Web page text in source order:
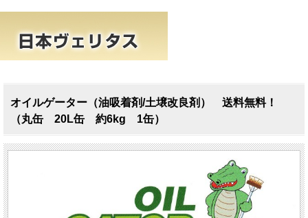
オイルゲーター（油吸着剤/土壌改良剤） 送料無料！
（丸缶 20L缶 約6kg 1缶）